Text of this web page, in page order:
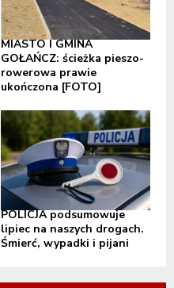
MIASTO I GMINA
GOŁAŃCZ: ścieżka pieszo-
rowerowa prawie
ukończona [FOTO]
POLICJA podsumowuje
lipiec na naszych drogach.
Śmierć, wypadki i pijani